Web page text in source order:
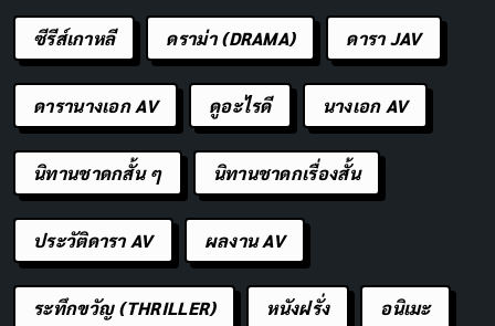
นักแสดงนำ: David Dencik, Charlotta Lövgren
ผู้กำกับ: Jörgen Bergmark
จำนวนตอน/ความยาว: 1 ชั่วโมง 38 นาที
เรตติ้ง IMDb: 6.3/10
ช่องทางการดู:
Netflix
หนังฝรั่ง
ซีรีส์เกาหลี ดราม่า (DRAMA) ดารา JAV
ดารานางเอก AV ดูอะไรดี นางเอก AV
นิทานชาดกสั้น ๆ นิทานชาดกเรื่องสั้น
ประวัติดารา AV ผลงาน AV
ระทึกขวัญ (THRILLER) หนังฝรั่ง อนิเมะ